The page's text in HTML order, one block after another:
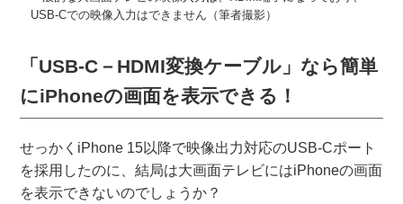
USB-Cでの映像入力はできません（筆者撮影）
「USB-C－HDMI変換ケーブル」なら簡単
にiPhoneの画面を表示できる！
せっかくiPhone 15以降で映像出力対応のUSB-Cポート
を採用したのに、結局は大画面テレビにはiPhoneの画面
を表示できないのでしょうか？